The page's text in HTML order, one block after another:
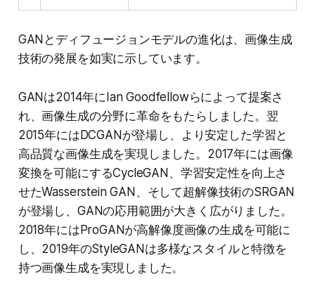
GANとディフュージョンモデルの進化は、画像生成
技術の発展を如実に示しています。
GANは2014年にIan Goodfellowらによって提案さ
れ、画像生成の分野に革命をもたらしました。翌
2015年にはDCGANが登場し、より安定した学習と
高品質な画像生成を実現しました。2017年には画像
変換を可能にするCycleGAN、学習安定性を向上さ
せたWasserstein GAN、そして超解像技術のSRGAN
が登場し、GANの応用範囲が大きく広がりました。
2018年にはProGANが高解像度画像の生成を可能に
し、2019年のStyleGANは多様なスタイルと特徴を
持つ画像生成を実現しました。